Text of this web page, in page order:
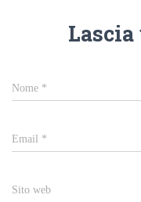
Nome *
Email *
Sito web